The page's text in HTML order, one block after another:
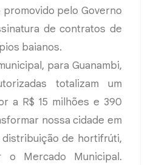
pelo Governo
de contratos de
baianos.
para Guanambi,
totalizam um
a R$ 15 milhões e 390
nossa cidade em
de hortifrúti,
o Mercado Municipal.